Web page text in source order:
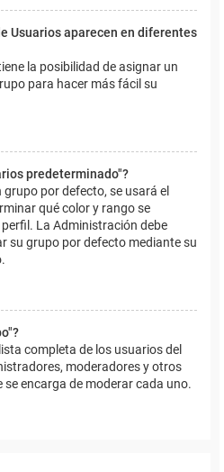
Usuarios aparecen en diferentes
la posibilidad de asignar un
para hacer más fácil su
predeterminado"?
grupo por defecto, se usará el
qué color y rango se
La Administración debe
su grupo por defecto mediante su
completa de los usuarios del
moderadores y otros
encarga de moderar cada uno.